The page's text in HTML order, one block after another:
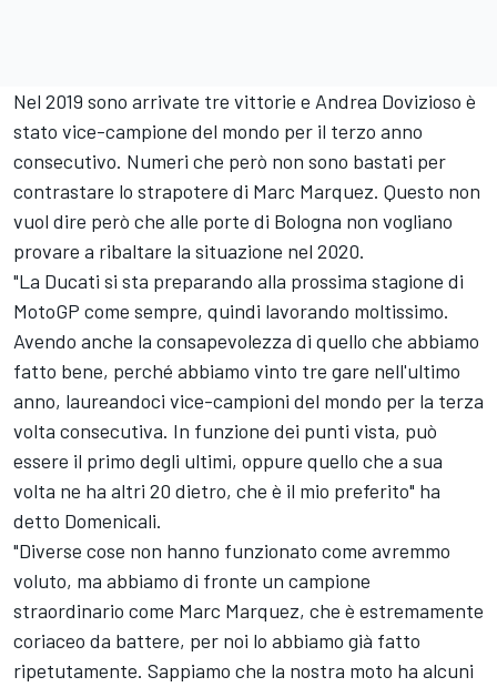
Nel 2019 sono arrivate tre vittorie e Andrea Dovizioso è
stato vice-campione del mondo per il terzo anno
consecutivo. Numeri che però non sono bastati per
contrastare lo strapotere di Marc Marquez. Questo non
vuol dire però che alle porte di Bologna non vogliano
provare a ribaltare la situazione nel 2020.
"La Ducati si sta preparando alla prossima stagione di
MotoGP come sempre, quindi lavorando moltissimo.
Avendo anche la consapevolezza di quello che abbiamo
fatto bene, perché abbiamo vinto tre gare nell'ultimo
anno, laureandoci vice-campioni del mondo per la terza
volta consecutiva. In funzione dei punti vista, può
essere il primo degli ultimi, oppure quello che a sua
volta ne ha altri 20 dietro, che è il mio preferito" ha
detto Domenicali.
"Diverse cose non hanno funzionato come avremmo
voluto, ma abbiamo di fronte un campione
straordinario come Marc Marquez, che è estremamente
coriaceo da battere, per noi lo abbiamo già fatto
ripetutamente. Sappiamo che la nostra moto ha alcuni